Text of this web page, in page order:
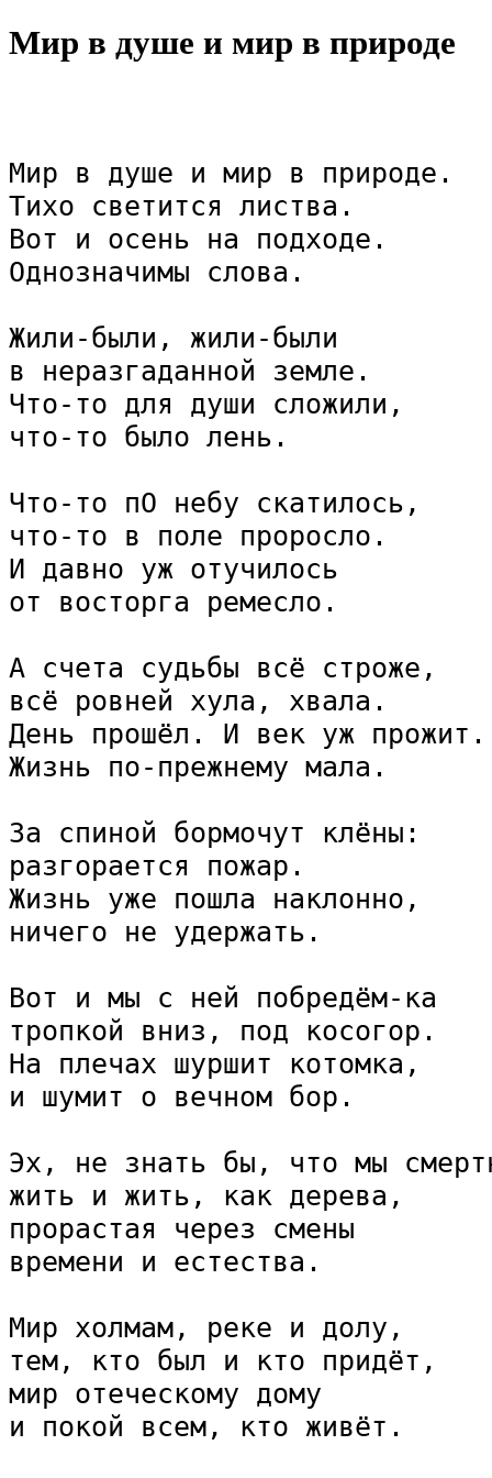
Мир в душе и мир в природе
Мир в душе и мир в природе.
Тихо светится листва.
Вот и осень на подходе.
Однозначимы слова.
Жили-были, жили-были
в неразгаданной земле.
Что-то для души сложили,
что-то было лень.
Что-то пО небу скатилось,
что-то в поле проросло.
И давно уж отучилось
от восторга ремесло.
А счета судьбы всё строже,
всё ровней хула, хвала.
День прошёл. И век уж прожит.
Жизнь по-прежнему мала.
За спиной бормочут клёны:
разгорается пожар.
Жизнь уже пошла наклонно,
ничего не удержать.
Вот и мы с ней побредём-ка
тропкой вниз, под косогор.
На плечах шуршит котомка,
и шумит о вечном бор.
Эх, не знать бы, что мы
жить и жить, как дерева,
прорастая через смены
времени и естества.
Мир холмам, реке и долу,
тем, кто был и кто придёт,
мир отеческому дому